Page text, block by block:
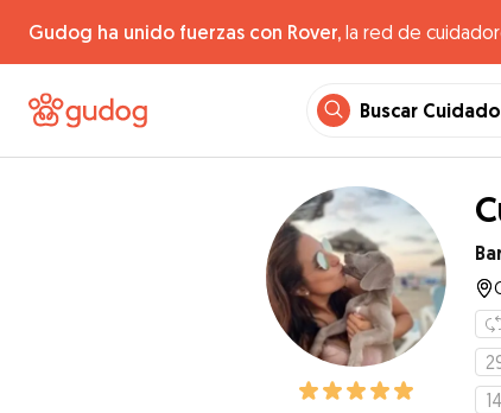
Gudog ha unido fuerzas con Rover, la red de
Buscar
14